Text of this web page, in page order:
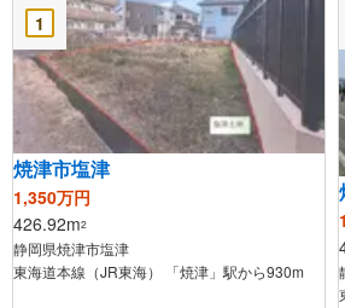
1
焼津市塩津
1,350万円
426.92m2
静岡県焼津市塩津
東海道本線（JR東海） 「焼津」駅から930m